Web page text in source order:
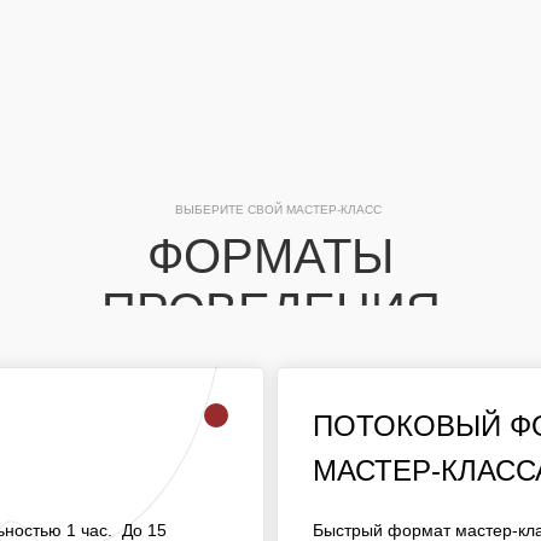
ФОРМАТЫ
ПРОВЕДЕНИЯ
ОДНОГО МАСТЕРА.
ПОТОКОВЫЙ
МАСТЕР-
ДЛЯ МАССОВЫХ
ВЫБЕРИТЕ СВОЙ МАСТЕР-КЛАСС
ПОТОКОВЫЙ
МАСТЕР-
Быстрый формат мастер-
1 час. До 15